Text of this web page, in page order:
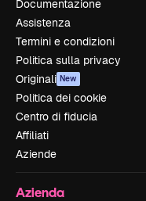
Documentazione
Assistenza
Termini e condizioni
Politica sulla privacy
Originali New
Politica dei cookie
Centro di fiducia
Affiliati
Aziende
Azienda